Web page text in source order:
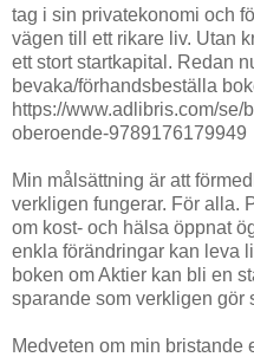
tag i sin privatekonomi och
vägen till ett rikare liv. Utan
ett stort startkapital. Redan
bevaka/förhandsbeställa
https://www.adlibris.com/
oberoende-9789176179949
Min målsättning är att
verkligen fungerar. För alla.
om kost- och hälsa öppnat
enkla förändringar kan leva
boken om Aktier kan bli en
sparande som verkligen gör
Medveten om min bristande